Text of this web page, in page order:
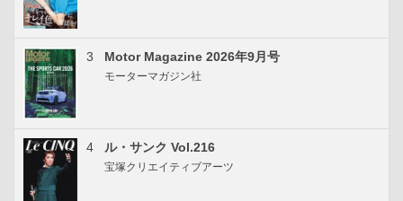
3 Motor Magazine 2026年9月号
モーターマガジン社
4 ル・サンク Vol.216
宝塚クリエイティブアーツ